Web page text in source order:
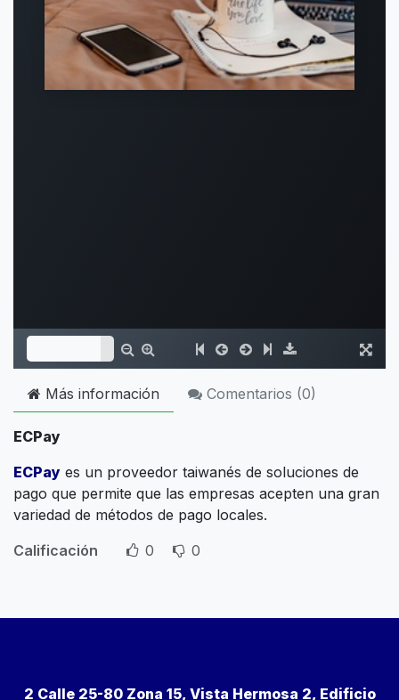
Más información Comentarios (0)
ECPay
ECPay es un proveedor taiwanés de soluciones de
pago que permite que las empresas acepten una gran
variedad de métodos de pago locales.
Calificación
0 0
2 Calle 25-80 Zona 15, Vista Hermosa 2, Edificio